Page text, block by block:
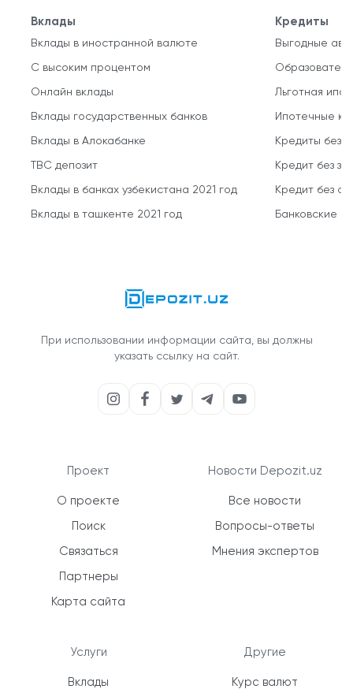
Вклады
Вклады в иностранной валюте
С высоким процентом
Онлайн вклады
Вклады государственных банков
Вклады в Алокабанке
TBC депозит
Вклады в банках узбекистана 2021 год
Вклады в ташкенте 2021 год
Кредиты
Выгодные
Льготная
Ипотечные
Кредиты без
Кредит без
Кредит без
Банковские
При использовании информации сайта, вы должны
указать ссылку на сайт.
Проект
О проекте
Поиск
Связаться
Партнеры
Карта сайта
Услуги
Вклады
Новости Depozit.uz
Все новости
Вопросы-ответы
Мнения экспертов
Другие
Курс валют